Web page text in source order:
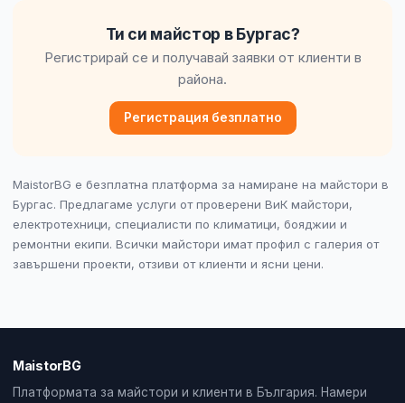
Ти си майстор в Бургас?
Регистрирай се и получавай заявки от клиенти в
района.
Регистрация безплатно
MaistorBG е безплатна платформа за намиране на майстори в
Бургас. Предлагаме услуги от проверени ВиК майстори,
електротехници, специалисти по климатици, бояджии и
ремонтни екипи. Всички майстори имат профил с галерия от
завършени проекти, отзиви от клиенти и ясни цени.
MaistorBG
Платформата за майстори и клиенти в България. Намери